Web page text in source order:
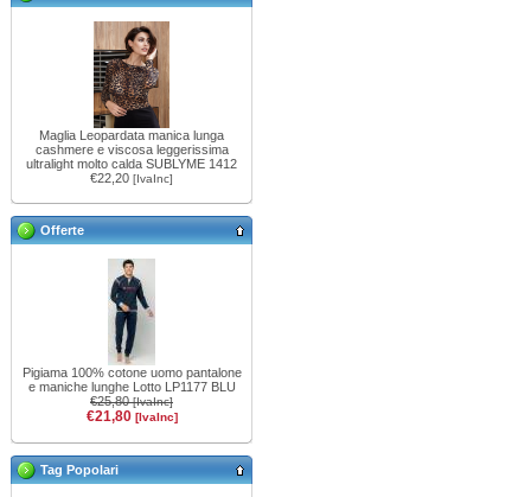
Maglia Leopardata manica lunga
cashmere e viscosa leggerissima
ultralight molto calda SUBLYME 1412
€22,20 [IvaInc]
Offerte
Pigiama 100% cotone uomo pantalone
e maniche lunghe Lotto LP1177 BLU
€25,80[IvaInc]
€21,80 [IvaInc]
Tag Popolari